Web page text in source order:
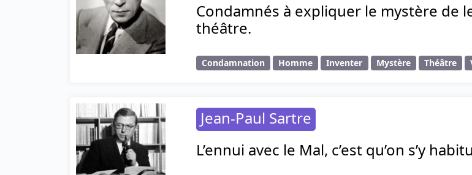
Condamnés à expliquer le mystère de
théâtre.
Condamnation Homme Inventer Mystère Théâtre
Jean-Paul Sartre
L’ennui avec le Mal, c’est qu’on s’y